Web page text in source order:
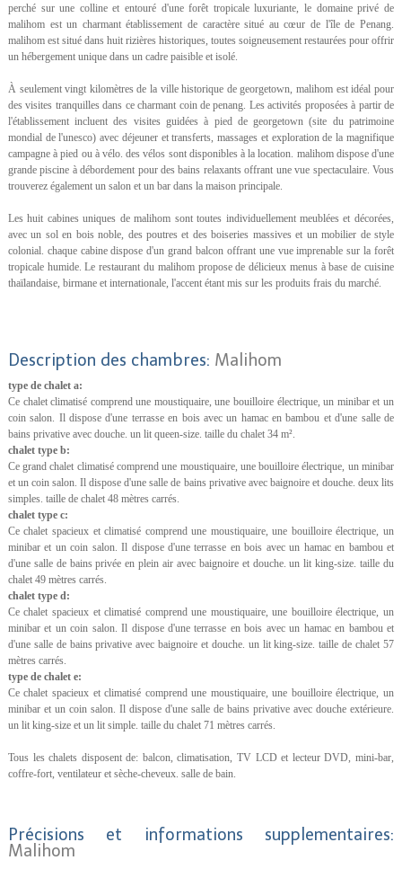
perché sur une colline et entouré d'une forêt tropicale luxuriante, le domaine privé de
malihom est un charmant établissement de caractère situé au cœur de l'île de Penang.
malihom est situé dans huit rizières historiques, toutes soigneusement restaurées pour offrir
un hébergement unique dans un cadre paisible et isolé.
À seulement vingt kilomètres de la ville historique de georgetown, malihom est idéal pour
des visites tranquilles dans ce charmant coin de penang. Les activités proposées à partir de
l'établissement incluent des visites guidées à pied de georgetown (site du patrimoine
mondial de l'unesco) avec déjeuner et transferts, massages et exploration de la magnifique
campagne à pied ou à vélo. des vélos sont disponibles à la location. malihom dispose d'une
grande piscine à débordement pour des bains relaxants offrant une vue spectaculaire. Vous
trouverez également un salon et un bar dans la maison principale.
Les huit cabines uniques de malihom sont toutes individuellement meublées et décorées,
avec un sol en bois noble, des poutres et des boiseries massives et un mobilier de style
colonial. chaque cabine dispose d'un grand balcon offrant une vue imprenable sur la forêt
tropicale humide. Le restaurant du malihom propose de délicieux menus à base de cuisine
thaïlandaise, birmane et internationale, l'accent étant mis sur les produits frais du marché.
Description des chambres: Malihom
type de chalet a:
Ce chalet climatisé comprend une moustiquaire, une bouilloire électrique, un minibar et un
coin salon. Il dispose d'une terrasse en bois avec un hamac en bambou et d'une salle de
bains privative avec douche. un lit queen-size. taille du chalet 34 m².
chalet type b:
Ce grand chalet climatisé comprend une moustiquaire, une bouilloire électrique, un minibar
et un coin salon. Il dispose d'une salle de bains privative avec baignoire et douche. deux lits
simples. taille de chalet 48 mètres carrés.
chalet type c:
Ce chalet spacieux et climatisé comprend une moustiquaire, une bouilloire électrique, un
minibar et un coin salon. Il dispose d'une terrasse en bois avec un hamac en bambou et
d'une salle de bains privée en plein air avec baignoire et douche. un lit king-size. taille du
chalet 49 mètres carrés.
chalet type d:
Ce chalet spacieux et climatisé comprend une moustiquaire, une bouilloire électrique, un
minibar et un coin salon. Il dispose d'une terrasse en bois avec un hamac en bambou et
d'une salle de bains privative avec baignoire et douche. un lit king-size. taille de chalet 57
mètres carrés.
type de chalet e:
Ce chalet spacieux et climatisé comprend une moustiquaire, une bouilloire électrique, un
minibar et un coin salon. Il dispose d'une salle de bains privative avec douche extérieure.
un lit king-size et un lit simple. taille du chalet 71 mètres carrés.
Tous les chalets disposent de: balcon, climatisation, TV LCD et lecteur DVD, mini-bar,
coffre-fort, ventilateur et sèche-cheveux. salle de bain.
Précisions et informations supplementaires:
Malihom